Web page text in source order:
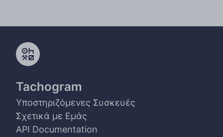
Tachogram
Υποστηριζόμενες Συσκευές
Σχετικά με Εμάς
API Documentation